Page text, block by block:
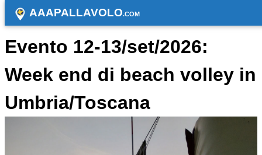
AAAPALLAVOLO.COM
Evento 12-13/set/2026:
Week end di beach volley in
Umbria/Toscana